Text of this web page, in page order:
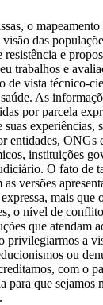
o
das
resistência e
trabalhos e
de vista técnico-
As
por parcela
experiências,
entidades, ONGs
instituições
O fato de
versões
mais que
o nível de
que atendam
privilegiarmos a
ou
com o
para que sejamos